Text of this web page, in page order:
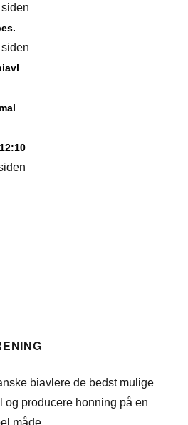
biavlere de bedst mulige
og producere honning på en
måde.